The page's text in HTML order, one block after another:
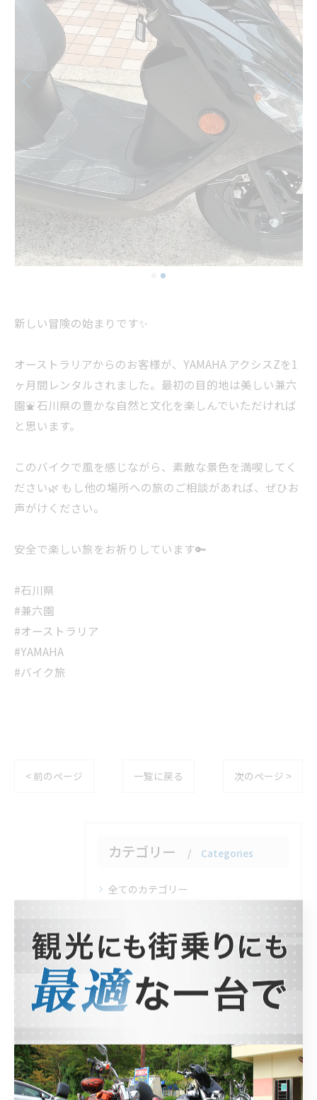
新しい冒険の始まりです✨
オーストラリアからのお客様が、YAMAHA アクシスZを1
ヶ月間レンタルされました。最初の目的地は美しい兼六
園⛲️ 石川県の豊かな自然と文化を楽しんでいただければ
と思います。
このバイクで風を感じながら、素敵な景色を満喫してく
ださい🌿 もし他の場所への旅のご相談があれば、ぜひお
声がけください。
安全で楽しい旅をお祈りしています🔑
#石川県
#兼六園
#オーストラリア
#YAMAHA
#バイク旅
< 前のページ 一覧に戻る 次のページ >
カテゴリー Categories
全てのカテゴリー
ヤマハ
スズキ
観光
北山のレンタルバイク
1日
1週間